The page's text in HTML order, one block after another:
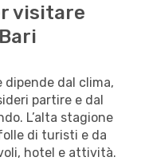
visitare
dipende dal clima,
partire e dal
L’alta stagione
di turisti e da
hotel e attività.